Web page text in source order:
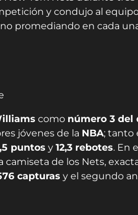
y condujo al
promediando en cada
como número 3 del
jóvenes de la NBA; tanto
puntos y 12,3 rebotes. En
camiseta de los Nets,
capturas y el segundo